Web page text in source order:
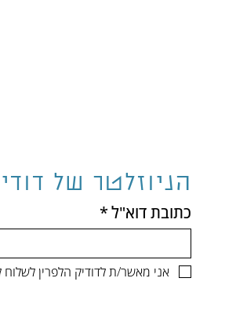
הניוזלטר של
כתובת דוא"ל*
אני מאשר/ת לדודיק הלפרין